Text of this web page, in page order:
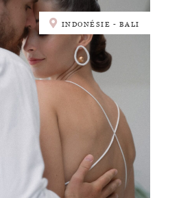
INDONÉSIE - BALI